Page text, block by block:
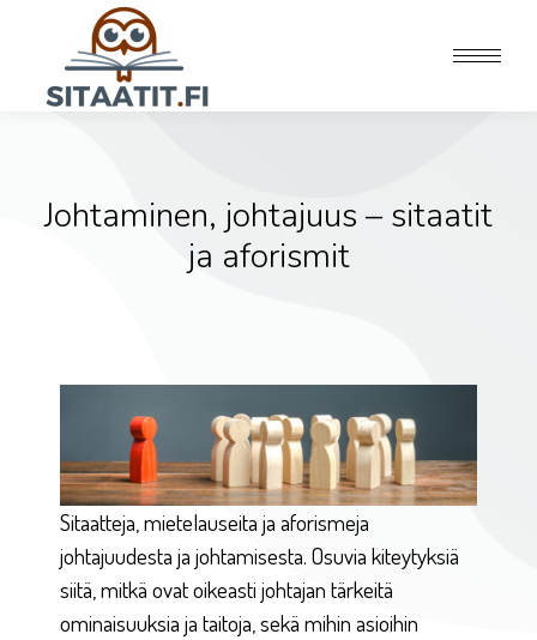
Johtaminen, johtajuus – sitaatit
ja aforismit
Sitaatteja, mietelauseita ja aforismeja
johtajuudesta ja johtamisesta. Osuvia kiteytyksiä
siitä, mitkä ovat oikeasti johtajan tärkeitä
ominaisuuksia ja taitoja, sekä mihin asioihin